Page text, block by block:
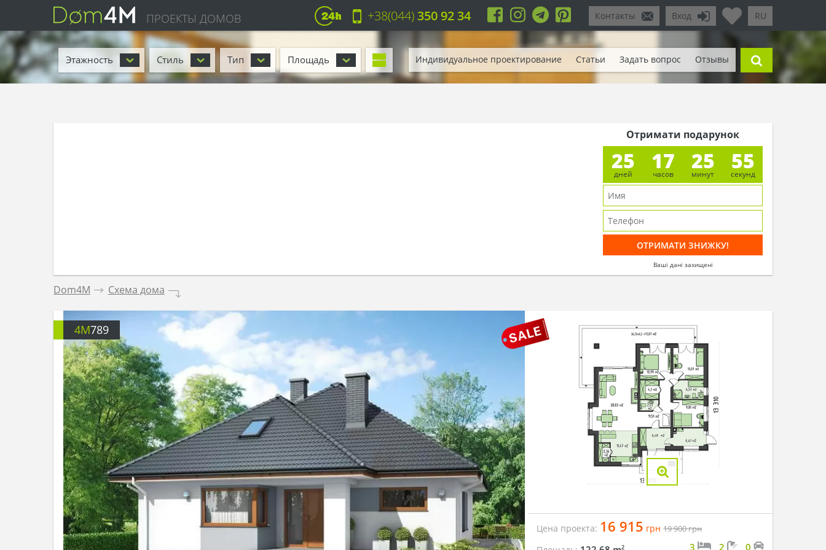
ПРОЕКТЫ ДОМОВ RU
Вход
Контакты
+38(044)350 92 34
Этажность Стиль Тип Площадь Индивидуальное проектирование Статьи Задать вопрос Отзывы
Отримати подарунок
25
дней
17
часов
25
минут
53
секунд
Ваші дані захищені
Dom4M . Схема дома .
4M789
Цена проекта: 16 915 грн 19 900грн
2 3 2 0